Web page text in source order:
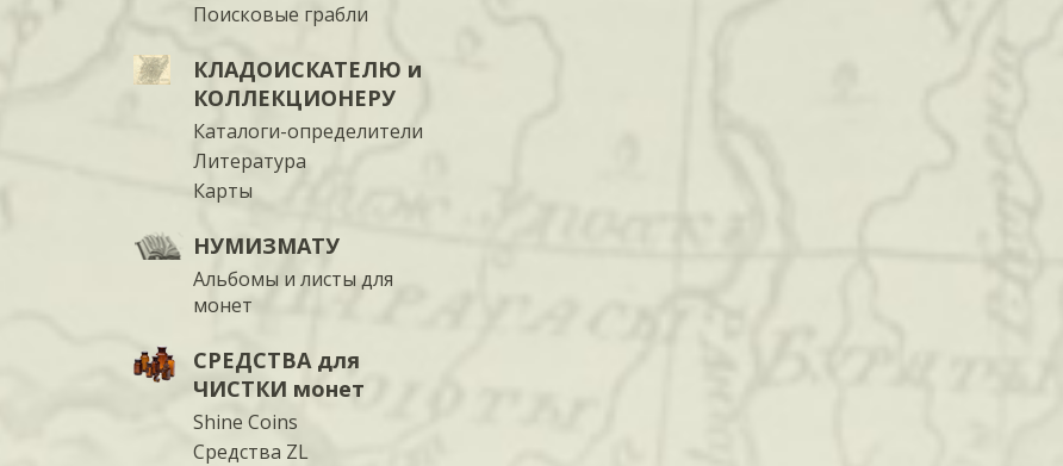
Поисковые грабли
КЛАДОИСКАТЕЛЮ и
КОЛЛЕКЦИОНЕРУ
Каталоги-определители
Литература
Карты
НУМИЗМАТУ
Альбомы и листы для
монет
СРЕДСТВА для
ЧИСТКИ монет
Shine Coins
Средства ZL